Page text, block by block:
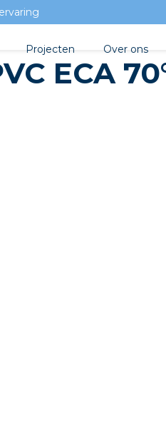
ECA
Projecten Over ons